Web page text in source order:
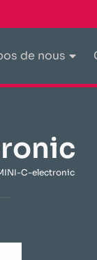
de nous
C-electronic